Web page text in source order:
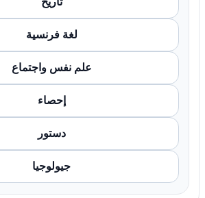
لغة فرنسية
علم نفس واجتماع
إحصاء
دستور
جيولوجيا